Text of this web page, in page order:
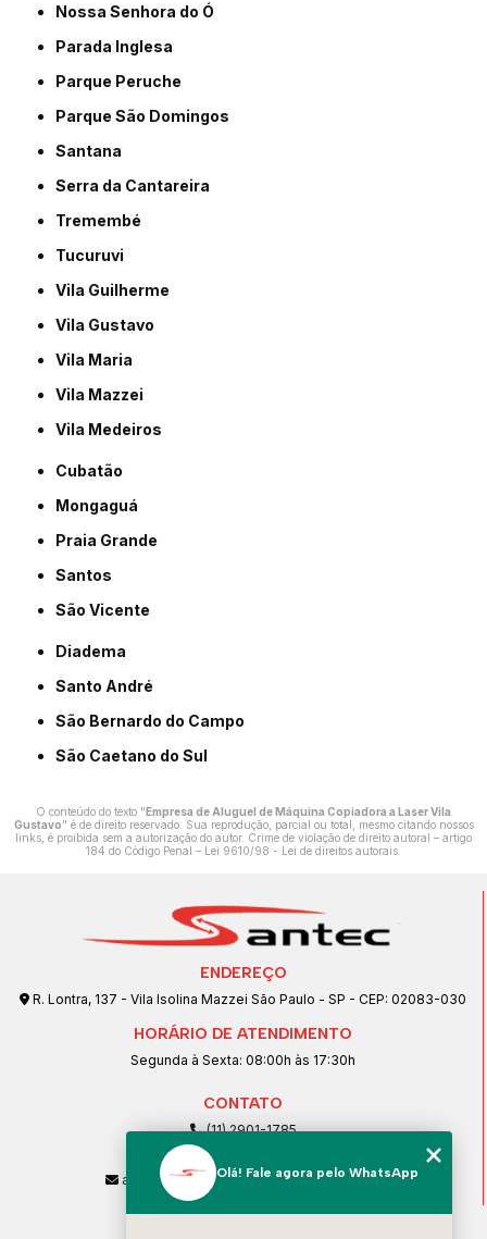
Nossa Senhora do Ó
Parada Inglesa
Parque Peruche
Parque São Domingos
Santana
Serra da Cantareira
Tremembé
Tucuruvi
Vila Guilherme
Vila Gustavo
Vila Maria
Vila Mazzei
Vila Medeiros
Cubatão
Mongaguá
Praia Grande
Santos
São Vicente
Diadema
Santo André
São Bernardo do Campo
São Caetano do Sul
O conteúdo do texto "Empresa de Aluguel de Máquina Copiadora a Laser Vila
Gustavo" é de direito reservado. Sua reprodução, parcial ou total, mesmo citando nossos
links, é proibida sem a autorização do autor. Crime de violação de direito autoral – artigo
184 do Código Penal – Lei 9610/98 - Lei de direitos autorais
ENDEREÇO
R. Lontra, 137 - Vila Isolina Mazzei São Paulo - SP - CEP: 02083-030
HORÁRIO DE ATENDIMENTO
Segunda à Sexta: 08:00h às 17:30h
CONTATO
(11) 2901-1785
(11) 99239-1832
atendimento@santeccopiadoras.com.br
Olá! Fale agora pelo WhatsApp